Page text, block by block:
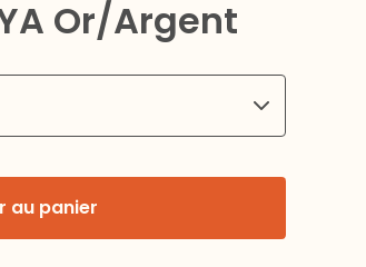
Or/Argent
au panier